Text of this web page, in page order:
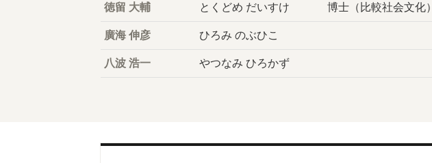
徳留 大輔 とくどめ だいすけ 博士 （比較社会文化）
廣海 伸彦 ひろみ のぶひこ
八波 浩一 やつなみ ひろかず